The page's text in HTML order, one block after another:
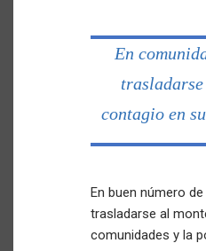
En
contagio en
En buen número
trasladarse al
comunidades y la